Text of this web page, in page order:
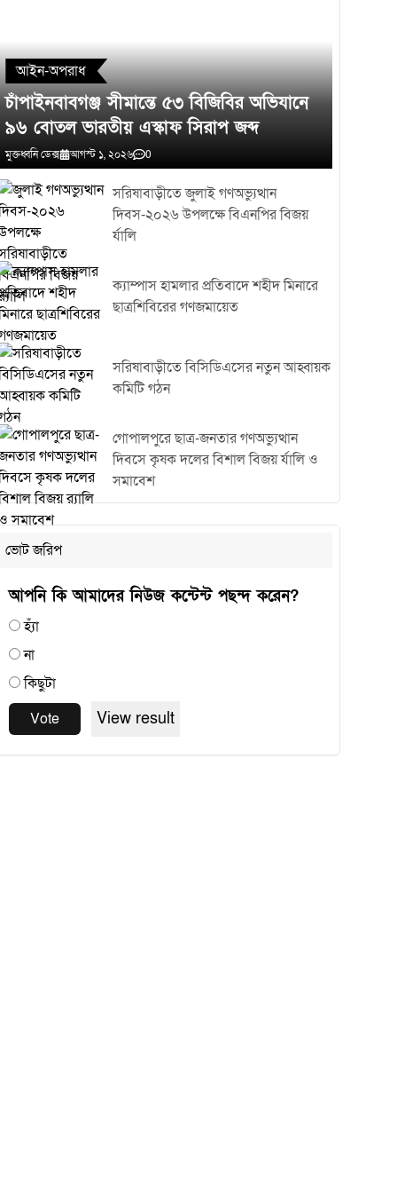
আইন-অপরাধ
চাঁপাইনবাবগঞ্জ সীমান্তে ৫৩ বিজিবির অভিযানে
৯৬ বোতল ভারতীয় এস্কাফ সিরাপ জব্দ
মুক্তধ্বনি ডেক্স আগস্ট ১, ২০২৬ 0
সরিষাবাড়ীতে জুলাই গণঅভ্যুত্থান
দিবস-২০২৬ উপলক্ষে বিএনপির বিজয়
র্যালি
ক্যাম্পাস হামলার প্রতিবাদে শহীদ মিনারে
ছাত্রশিবিরের গণজমায়েত
সরিষাবাড়ীতে বিসিডিএসের নতুন আহ্বায়ক
কমিটি গঠন
গোপালপুরে ছাত্র-জনতার গণঅভ্যুত্থান
দিবসে কৃষক দলের বিশাল বিজয় র্যালি ও
সমাবেশ
ভোট জরিপ
আপনি কি আমাদের নিউজ কন্টেন্ট পছন্দ করেন?
হ্যাঁ
না
কিছুটা
Vote
View result